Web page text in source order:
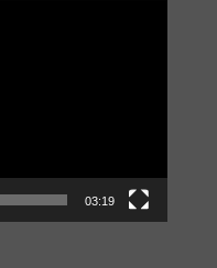
03:19